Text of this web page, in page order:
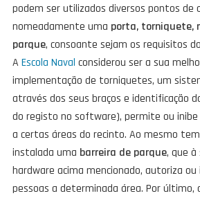
podem ser utilizados diversos pontos de
nomeadamente uma porta, torniquete,
parque, consoante sejam os requisitos
A Escola Naval considerou ser a sua
implementação de torniquetes, um
através dos seus braços e identificação
do registo no software), permite ou inibe
a certas áreas do recinto. Ao mesmo
instalada uma barreira de parque, que à
hardware acima mencionado, autoriza ou
pessoas a determinada área. Por